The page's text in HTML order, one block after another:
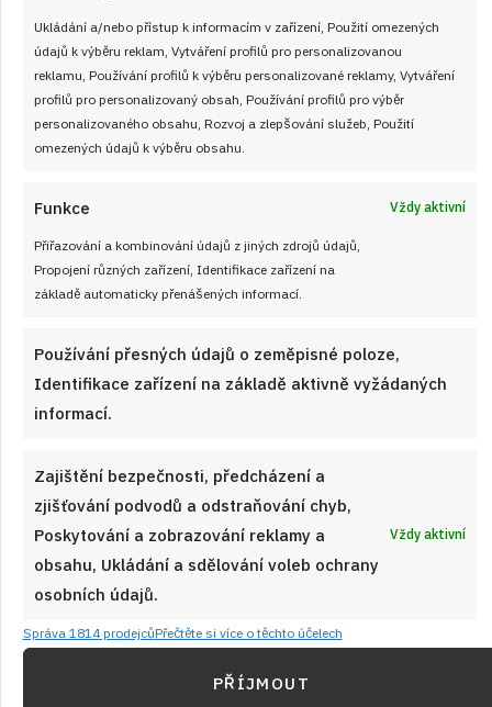
Ukládání a/nebo přístup k informacím v zařízení, Použití omezených
údajů k výběru reklam, Vytváření profilů pro personalizovanou
reklamu, Používání profilů k výběru personalizované reklamy, Vytváření
profilů pro personalizovaný obsah, Používání profilů pro výběr
personalizovaného obsahu, Rozvoj a zlepšování služeb, Použití
omezených údajů k výběru obsahu.
Funkce Vždy aktivní
Přiřazování a kombinování údajů z jiných zdrojů údajů,
Propojení různých zařízení, Identifikace zařízení na
základě automaticky přenášených informací.
Používání přesných údajů o zeměpisné poloze,
Identifikace zařízení na základě aktivně vyžádaných
informací.
Zajištění bezpečnosti, předcházení a
zjišťování podvodů a odstraňování chyb,
Poskytování a zobrazování reklamy a
obsahu, Ukládání a sdělování voleb ochrany
osobních údajů.
Vždy aktivní
Správa 1814 prodejcůPřečtěte si více o těchto účelech
PŘÍJMOUT
dort
Tento dort je nejen vizuálně atraktivní, ale také neuvěřitelně
ČÍST RECEPT
Předchozí 1 2 Další
Právě jsme uvařili